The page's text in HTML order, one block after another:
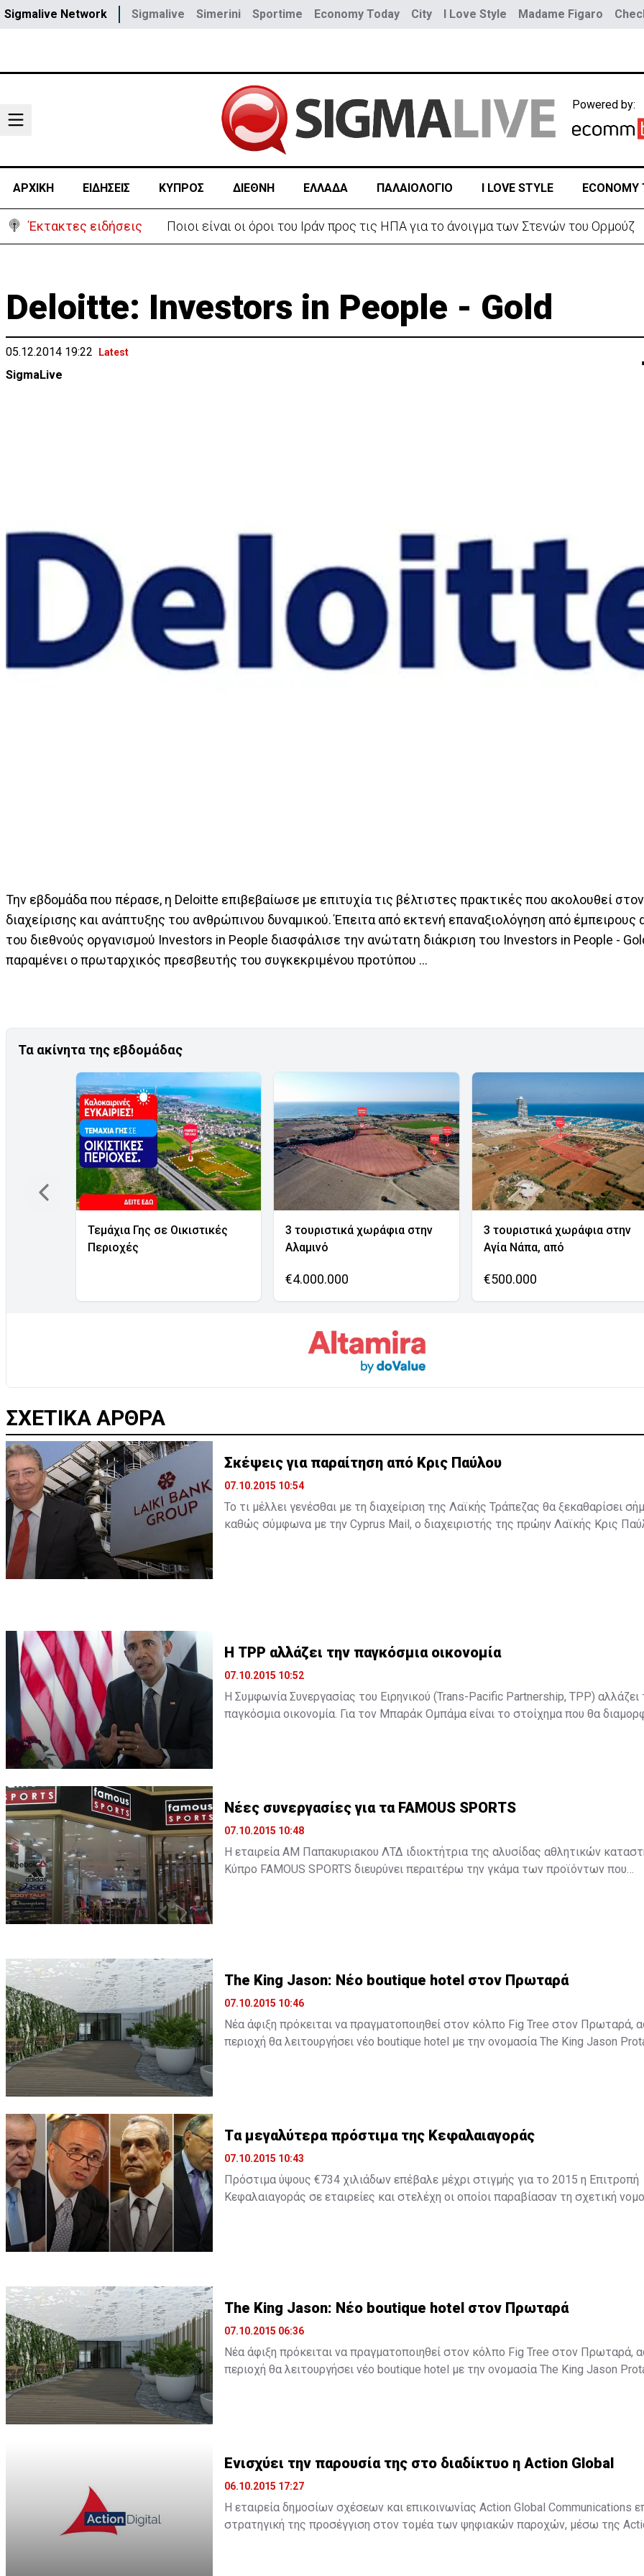
Sigmalive Network Sigmalive Simerini Sportime Economy Today City I Love Style Madame Figaro
Powered by:
ΑΡΧΙΚΗ ΕΙΔΗΣΕΙΣ ΚΥΠΡΟΣ ΔΙΕΘΝΗ ΕΛΛΑΔΑ ΠΑΛΑΙΟΛΟΓΙΟ I LOVE STYLE ECONOMY
Έκτακτες ειδήσεις Ποιοι είναι οι όροι του Ιράν προς τις ΗΠΑ για το άνοιγμα των Στενών του Ορμούζ
Deloitte: Investors in People - Gold
05.12.2014 19:22 Latest
SigmaLive
Την εβδομάδα που πέρασε, η Deloitte επιβεβαίωσε με επιτυχία τις βέλτιστες πρακτικές που ακολουθεί
διαχείρισης και ανάπτυξης του ανθρώπινου δυναμικού. Έπειτα από εκτενή επαναξιολόγηση από έμπειρους
του διεθνούς οργανισμού Investors in People διασφάλισε την ανώτατη διάκριση του Investors in People -
παραμένει ο πρωταρχικός πρεσβευτής του συγκεκριμένου προτύπου ...
Τα ακίνητα της εβδομάδας
Τεμάχια Γης σε Οικιστικές
Περιοχές
3 τουριστικά χωράφια στην
Αλαμινό
€4.000.000
3 τουριστικά χωράφια στην
Αγία Νάπα, από
€500.000
ΣΧΕΤΙΚΑ ΑΡΘΡΑ
Σκέψεις για παραίτηση από Κρις Παύλου
07.10.2015 10:54
Το τι μέλλει γενέσθαι με τη διαχείριση της Λαϊκής Τράπεζας θα ξεκαθαρίσει
καθώς σύμφωνα με την Cyprus Mail, ο διαχειριστής της πρώην Λαϊκής Κρις
H TPP αλλάζει την παγκόσμια οικονομία
07.10.2015 10:52
Η Συμφωνία Συνεργασίας του Ειρηνικού (Trans-Pacific Partnership, TPP) αλλάζει
παγκόσμια οικονομία. Για τον Μπαράκ Ομπάμα είναι το στοίχημα που θα
Νέες συνεργασίες για τα FAMOUS SPORTS
07.10.2015 10:48
Η εταιρεία ΑΜ Παπακυριακου ΛΤΔ ιδιοκτήτρια της αλυσίδας αθλητικών
Κύπρο FAMOUS SPORTS διευρύνει περαιτέρω την γκάμα των προϊόντων που
The King Jason: Νέο boutique hotel στον Πρωταρά
07.10.2015 10:46
Νέα άφιξη πρόκειται να πραγματοποιηθεί στον κόλπο Fig Tree στον Πρωταρά,
περιοχή θα λειτουργήσει νέο boutique hotel με την ονομασία The King Jason
Tα μεγαλύτερα πρόστιμα της Κεφαλαιαγοράς
07.10.2015 10:43
Πρόστιμα ύψους €734 χιλιάδων επέβαλε μέχρι στιγμής για το 2015 η Επιτροπή
Κεφαλαιαγοράς σε εταιρείες και στελέχη οι οποίοι παραβίασαν τη σχετική
The King Jason: Νέο boutique hotel στον Πρωταρά
07.10.2015 06:36
Νέα άφιξη πρόκειται να πραγματοποιηθεί στον κόλπο Fig Tree στον Πρωταρά,
περιοχή θα λειτουργήσει νέο boutique hotel με την ονομασία The King Jason
Ενισχύει την παρουσία της στο διαδίκτυο η Action Global
06.10.2015 17:27
Η εταιρεία δημοσίων σχέσεων και επικοινωνίας Action Global Communications
στρατηγική της προσέγγιση στον τομέα των ψηφιακών παροχών, μέσω της